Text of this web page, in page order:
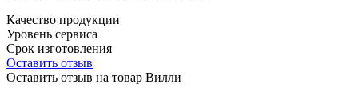
Качество продукции
Уровень сервиса
Срок изготовления
Оставить отзыв
Оставить отзыв на товар Вилли